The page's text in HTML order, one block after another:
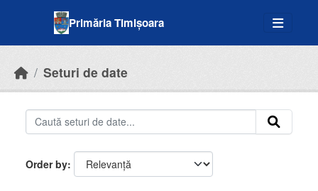
Primăria Timișoara
Seturi de date
Order by